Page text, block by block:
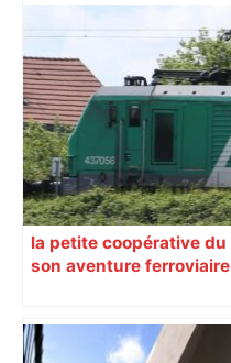
Top 14 – Stade
voisins occitans face à
pour la finale du
la petite coopérative du
son aventure ferroviaire